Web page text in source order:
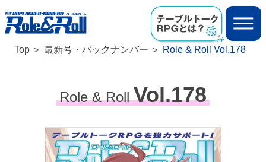
Top 最新号・バックナンバー Role & Roll Vol.178
Role & RollVol.178